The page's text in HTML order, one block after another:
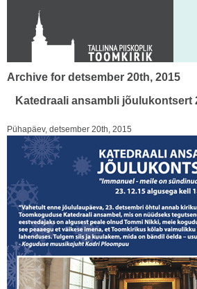
KONTAKT
Toom-Kooli 6, 10130 TALLINN
tallinna.toom@eelk.ee
Archive for detsember 20th, 2015
Katedraali ansambli jõulukontsert
Pühapäev, detsember 20th, 2015